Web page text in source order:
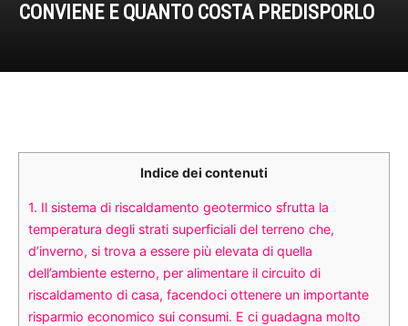
CONVIENE E QUANTO COSTA PREDISPORLO
Indice dei contenuti
1. Il sistema di riscaldamento geotermico sfrutta la
temperatura degli strati superficiali del terreno che,
d’inverno, si trova a essere più elevata di quella
dell’ambiente esterno, per alimentare il circuito di
riscaldamento di casa, facendoci ottenere un importante
risparmio economico sui consumi. E ci guadagna molto